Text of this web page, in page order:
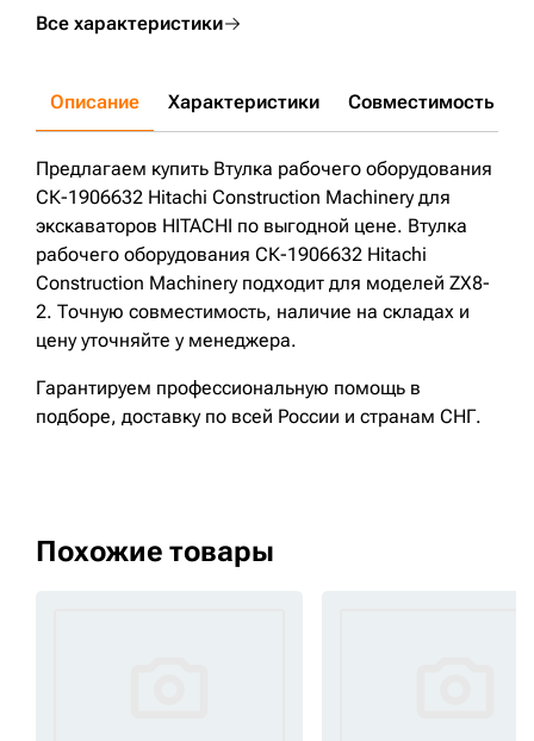
Все характеристики
Описание Характеристики Совместимость
Предлагаем купить Втулка рабочего оборудования
СК-1906632 Hitachi Construction Machinery для
экскаваторов HITACHI по выгодной цене. Втулка
рабочего оборудования СК-1906632 Hitachi
Construction Machinery подходит для моделей ZX8-
2. Точную совместимость, наличие на складах и
цену уточняйте у менеджера.
Гарантируем профессиональную помощь в
подборе, доставку по всей России и странам СНГ.
Похожие товары